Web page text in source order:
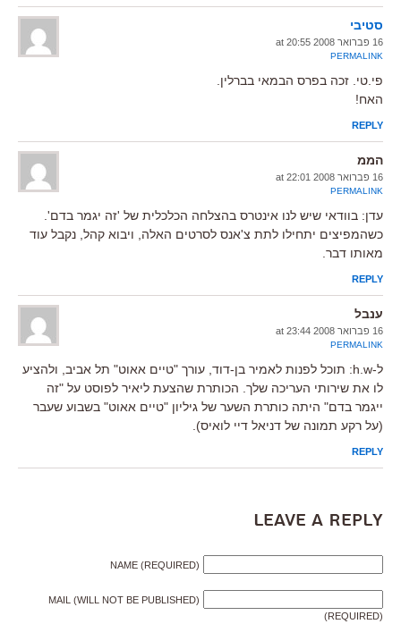
סטיבי
16 פברואר 2008 at 20:55
PERMALINK
פי.טי. זכה בפרס הבמאי בברלין.
האח!
REPLY
הממ
16 פברואר 2008 at 22:01
PERMALINK
עדן: בוודאי שיש לנו אינטרס בהצלחה הכלכלית של 'זה יגמר בדם'.
כשהמפיצים יתחילו לתת צ'אנס לסרטים האלה, ויבוא קהל, נקבל עוד
מאותו דבר.
REPLY
ענבל
16 פברואר 2008 at 23:44
PERMALINK
ל-h.w: תוכל לפנות לאמיר בן-דוד, עורך "טיים אאוט" תל אביב, ולהציע
לו את שירותי העריכה שלך. הכותרת שהצעת ליאיר לפוסט על "זה
ייגמר בדם" היתה כותרת השער של גיליון "טיים אאוט" בשבוע שעבר
(על רקע תמונה של דניאל דיי לואיס).
REPLY
Leave a Reply
NAME (REQUIRED)
MAIL (WILL NOT BE PUBLISHED)
(REQUIRED)